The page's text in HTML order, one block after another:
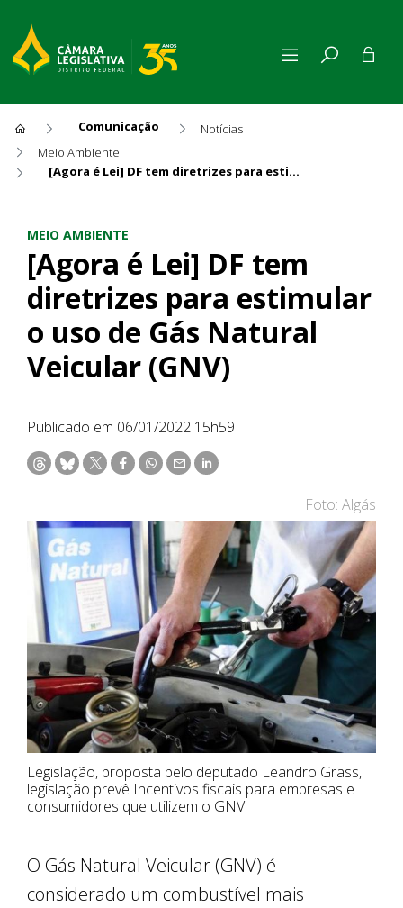
Comunicação
Notícias
Meio Ambiente
[Agora é Lei] DF tem diretrizes para estimular o uso de Gás Natural Veicular (GNV)
MEIO AMBIENTE
[Agora é Lei] DF tem
diretrizes para estimular
o uso de Gás Natural
Veicular (GNV)
Publicado em 06/01/2022 15h59
Foto: Algás
Legislação, proposta pelo deputado Leandro Grass,
legislação prevê Incentivos fiscais para empresas e
consumidores que utilizem o GNV
O Gás Natural Veicular (GNV) é
considerado um combustível mais